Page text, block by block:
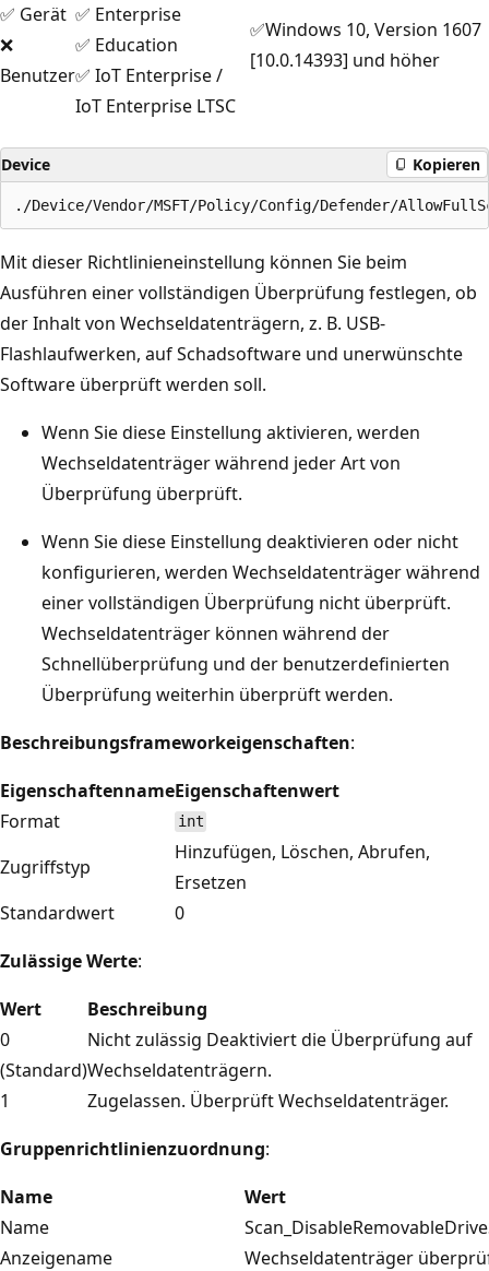
✅ Gerät
❌
Benutzer
✅ Enterprise
✅ Education
✅ IoT Enterprise /
IoT Enterprise LTSC
✅Windows 10, Version 1607
[10.0.14393] und höher
Device Kopieren
Mit dieser Richtlinieneinstellung können Sie beim
Ausführen einer vollständigen Überprüfung festlegen, ob
der Inhalt von Wechseldatenträgern, z. B. USB-
Flashlaufwerken, auf Schadsoftware und unerwünschte
Software überprüft werden soll.
Wenn Sie diese Einstellung aktivieren, werden
Wechseldatenträger während jeder Art von
Überprüfung überprüft.
Wenn Sie diese Einstellung deaktivieren oder nicht
konfigurieren, werden Wechseldatenträger während
einer vollständigen Überprüfung nicht überprüft.
Wechseldatenträger können während der
Schnellüberprüfung und der benutzerdefinierten
Überprüfung weiterhin überprüft werden.
Beschreibungsframeworkeigenschaften:
EigenschaftennameEigenschaftenwert
Format
int
Zugriffstyp
Hinzufügen, Löschen, Abrufen,
Ersetzen
Standardwert
0
Zulässige Werte:
Wert
Beschreibung
0
(Standard)
Nicht zulässig Deaktiviert die Überprüfung auf
Wechseldatenträgern.
1
Zugelassen. Überprüft Wechseldatenträger.
Gruppenrichtlinienzuordnung:
Name
Wert
Name
Anzeigename
Wechseldatenträger